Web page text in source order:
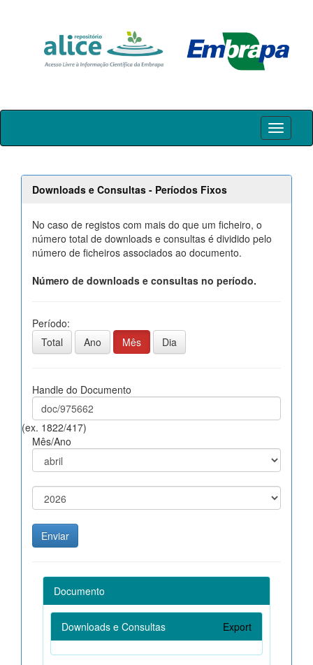
Skip
Downloads e Consultas - Períodos Fixos
No caso de registos com mais do que um ficheiro, o
número total de downloads e consultas é dividido pelo
número de ficheiros associados ao documento.
Número de downloads e consultas no período.
Período:
Total
Ano Mês Dia
Handle do Documento
(ex. 1822/417)
Mês/Ano
Documento
Downloads e Consultas Export